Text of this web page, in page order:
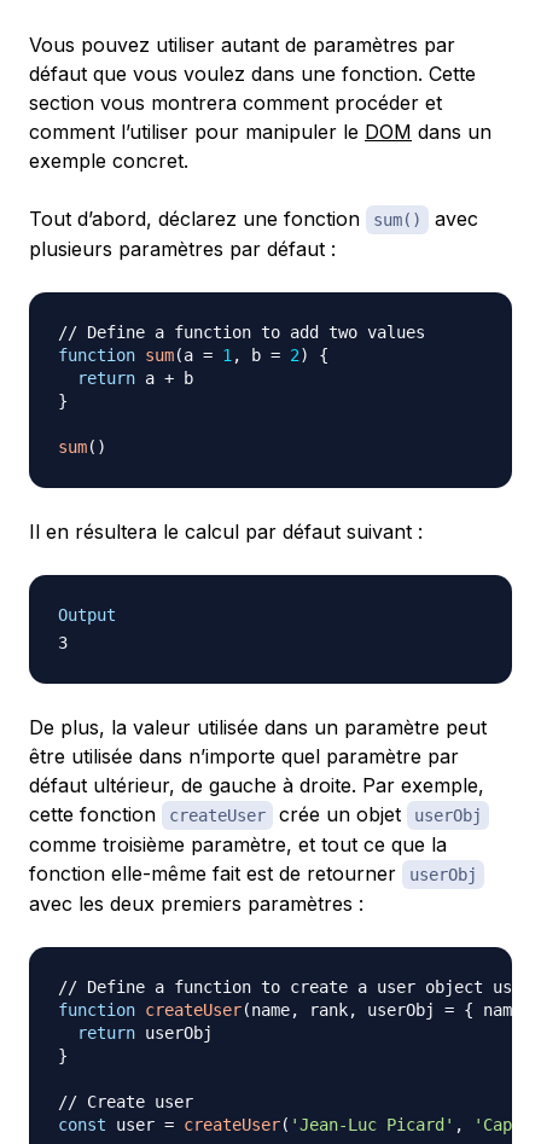
Vous pouvez utiliser autant de paramètres par
défaut que vous voulez dans une fonction. Cette
section vous montrera comment procéder et
comment l’utiliser pour manipuler le DOM dans un
exemple concret.
Tout d’abord, déclarez une fonction sum()
avec
plusieurs paramètres par défaut :
// Define a function to add two values
function sum(a = 1, b = 2)
{
return a +
}
sum( )
Il en résultera le calcul par défaut suivant :
Output
De plus, la valeur utilisée dans un paramètre peut
être utilisée dans n’importe quel paramètre par
défaut ultérieur, de gauche à droite. Par exemple,
cette fonction
createUser crée un objet userObj
comme troisième paramètre, et tout ce que la
fonction elle-même fait est de retourner
userObj
avec les deux premiers paramètres :
// Define a function to create a user object using
function createUser(name, rank, userObj = { name
return
}
// Create user
const user = createUser( 'Jean-Luc Picard' ,